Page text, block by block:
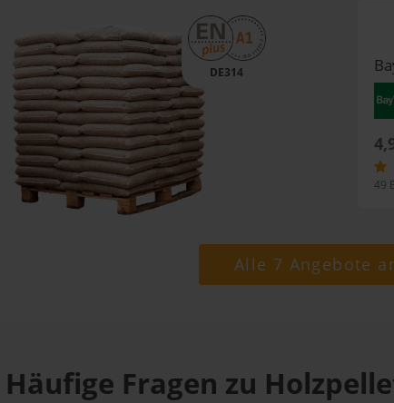
DE314
49
Alle 7 Angebote
Häufige Fragen zu